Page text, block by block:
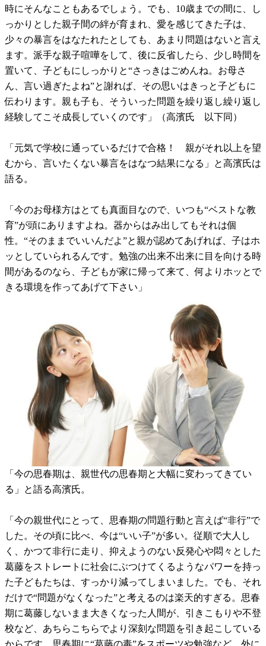
時にそんなこともあるでしょう。でも、10歳までの間に、し
っかりとした親子間の絆が育まれ、愛を感じてきた子は、
少々の暴言をはなたれたとしても、あまり問題はないと言え
ます。派手な親子喧嘩をして、後に反省したら、少し時間を
置いて、子どもにしっかりと“さっきはごめんね。お母さ
ん、言い過ぎたよね”と謝れば、その思いはきっと子どもに
伝わります。親も子も、そういった問題を繰り返し繰り返し
経験してこそ成長していくのです」（高濱氏 以下同）
「元気で学校に通っているだけで合格！ 親がそれ以上を望
むから、言いたくない暴言をはなつ結果になる」と高濱氏は
語る。
「今のお母様方はとても真面目なので、いつも“ベストな教
育”が頭にありますよね。器からはみ出してもそれは個
性。“そのままでいいんだよ”と親が認めてあげれば、子はホ
ッとしていられるんです。勉強の出来不出来に目を向ける時
間があるのなら、子どもが家に帰って来て、何よりホッとで
きる環境を作ってあげて下さい」
「今の思春期は、親世代の思春期と大幅に変わってきてい
る」と語る高濱氏。
「今の親世代にとって、思春期の問題行動と言えば“非行”で
した。その頃に比べ、今は“いい子”が多い。従順で大人し
く、かつて非行に走り、抑えようのない反発心や悶々とした
葛藤をストレートに社会にぶつけてくるようなパワーを持っ
た子どもたちは、すっかり減ってしまいました。でも、それ
だけで“問題がなくなった”と考えるのは楽天的すぎる。思春
期に葛藤しないまま大きくなった人間が、引きこもりや不登
校など、あちらこちらでより深刻な問題を引き起こしている
からです。思春期に“葛藤の毒”をスポーツや勉強など、外に